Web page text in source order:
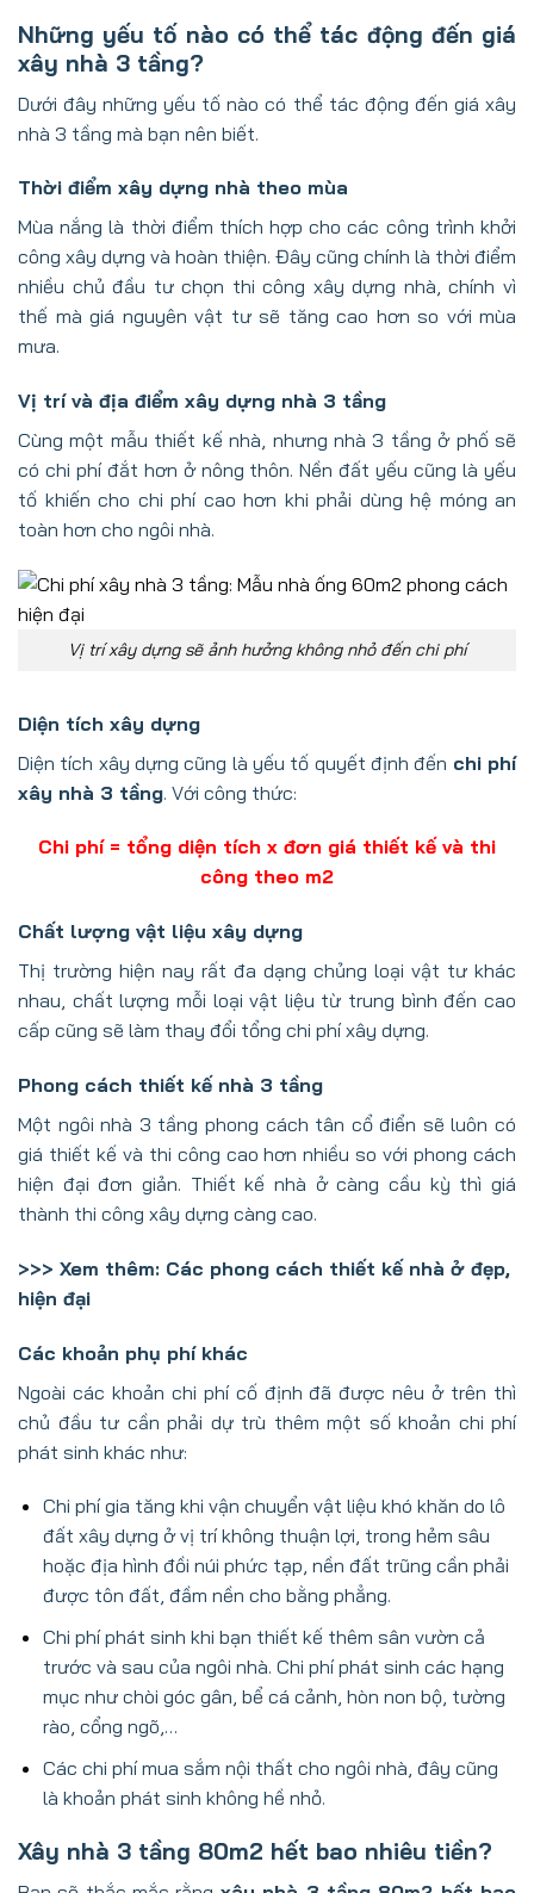
Những yếu tố nào có thể tác động đến giá
xây nhà 3 tầng?
Dưới đây những yếu tố nào có thể tác động đến giá xây
nhà 3 tầng mà bạn nên biết.
Thời điểm xây dựng nhà theo mùa
Mùa nắng là thời điểm thích hợp cho các công trình khởi
công xây dựng và hoàn thiện. Đây cũng chính là thời điểm
nhiều chủ đầu tư chọn thi công xây dựng nhà, chính vì
thế mà giá nguyên vật tư sẽ tăng cao hơn so với mùa
mưa.
Vị trí và địa điểm xây dựng nhà 3 tầng
Cùng một mẫu thiết kế nhà, nhưng nhà 3 tầng ở phố sẽ
có chi phí đắt hơn ở nông thôn. Nền đất yếu cũng là yếu
tố khiến cho chi phí cao hơn khi phải dùng hệ móng an
toàn hơn cho ngôi nhà.
Vị trí xây dựng sẽ ảnh hưởng không nhỏ đến chi phí
Diện tích xây dựng
Diện tích xây dựng cũng là yếu tố quyết định đến chi phí
xây nhà 3 tầng. Với công thức:
Chi phí = tổng diện tích x đơn giá thiết kế và thi
công theo m2
Chất lượng vật liệu xây dựng
Thị trường hiện nay rất đa dạng chủng loại vật tư khác
nhau, chất lượng mỗi loại vật liệu từ trung bình đến cao
cấp cũng sẽ làm thay đổi tổng chi phí xây dựng.
Phong cách thiết kế nhà 3 tầng
Một ngôi nhà 3 tầng phong cách tân cổ điển sẽ luôn có
giá thiết kế và thi công cao hơn nhiều so với phong cách
hiện đại đơn giản. Thiết kế nhà ở càng cầu kỳ thì giá
thành thi công xây dựng càng cao.
>>> Xem thêm: Các phong cách thiết kế nhà ở đẹp,
hiện đại
Các khoản phụ phí khác
Ngoài các khoản chi phí cố định đã được nêu ở trên thì
chủ đầu tư cần phải dự trù thêm một số khoản chi phí
phát sinh khác như:
Chi phí gia tăng khi vận chuyển vật liệu khó khăn do lô
đất xây dựng ở vị trí không thuận lợi, trong hẻm sâu
hoặc địa hình đồi núi phức tạp, nền đất trũng cần phải
được tôn đất, đầm nền cho bằng phẳng.
Chi phí phát sinh khi bạn thiết kế thêm sân vườn cả
trước và sau của ngôi nhà. Chi phí phát sinh các hạng
mục như chòi góc gân, bể cá cảnh, hòn non bộ, tường
rào, cổng ngõ,…
Các chi phí mua sắm nội thất cho ngôi nhà, đây cũng
là khoản phát sinh không hề nhỏ.
Xây nhà 3 tầng 80m2 hết bao nhiêu tiền?